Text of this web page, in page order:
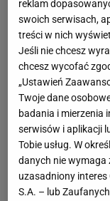
reklam
swoich serwisach,
treści w nich
Jeśli nie chcesz
chcesz wycofać
„Ustawień
Twoje dane
badania i mierzenia
serwisów i aplikacji
Tobie usług. W
danych nie wymaga
uzasadniony interes
S.A. – lub